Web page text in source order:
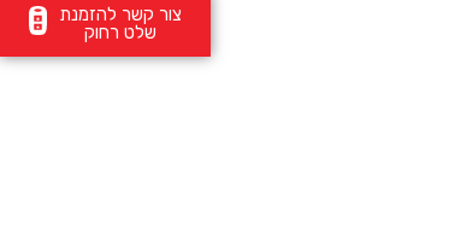
צור קשר להזמנת
שלט רחוק